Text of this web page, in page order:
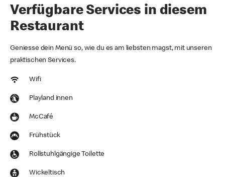
Verfügbare Services in diesem
Restaurant
Geniesse dein Menü so, wie du es am liebsten magst, mit unseren
praktischen Services.
Wifi
Playland innen
McCafé
Frühstück
Rollstuhlgängige Toilette
Wickeltisch